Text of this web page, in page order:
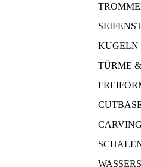
KUGELN
TÜRME